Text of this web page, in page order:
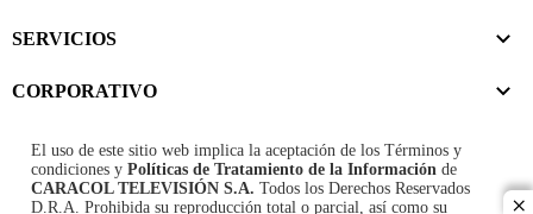
SERVICIOS
CORPORATIVO
El uso de este sitio web implica la aceptación de los Términos y
condiciones y Políticas de Tratamiento de la Información de
CARACOL TELEVISIÓN S.A. Todos los Derechos Reservados
D.R.A. Prohibida su reproducción total o parcial, así como su